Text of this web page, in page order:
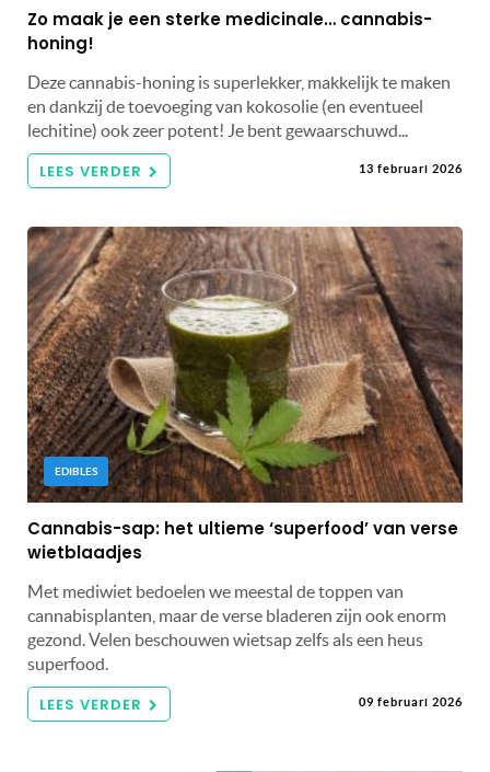
Zo maak je een sterke medicinale… cannabis-
honing!
Deze cannabis-honing is superlekker, makkelijk te maken
en dankzij de toevoeging van kokosolie (en eventueel
lechitine) ook zeer potent! Je bent gewaarschuwd...
LEES VERDER 13 februari 2026
EDIBLES
Cannabis-sap: het ultieme ‘superfood’ van verse
wietblaadjes
Met mediwiet bedoelen we meestal de toppen van
cannabisplanten, maar de verse bladeren zijn ook enorm
gezond. Velen beschouwen wietsap zelfs als een heus
superfood.
LEES VERDER 09 februari 2026